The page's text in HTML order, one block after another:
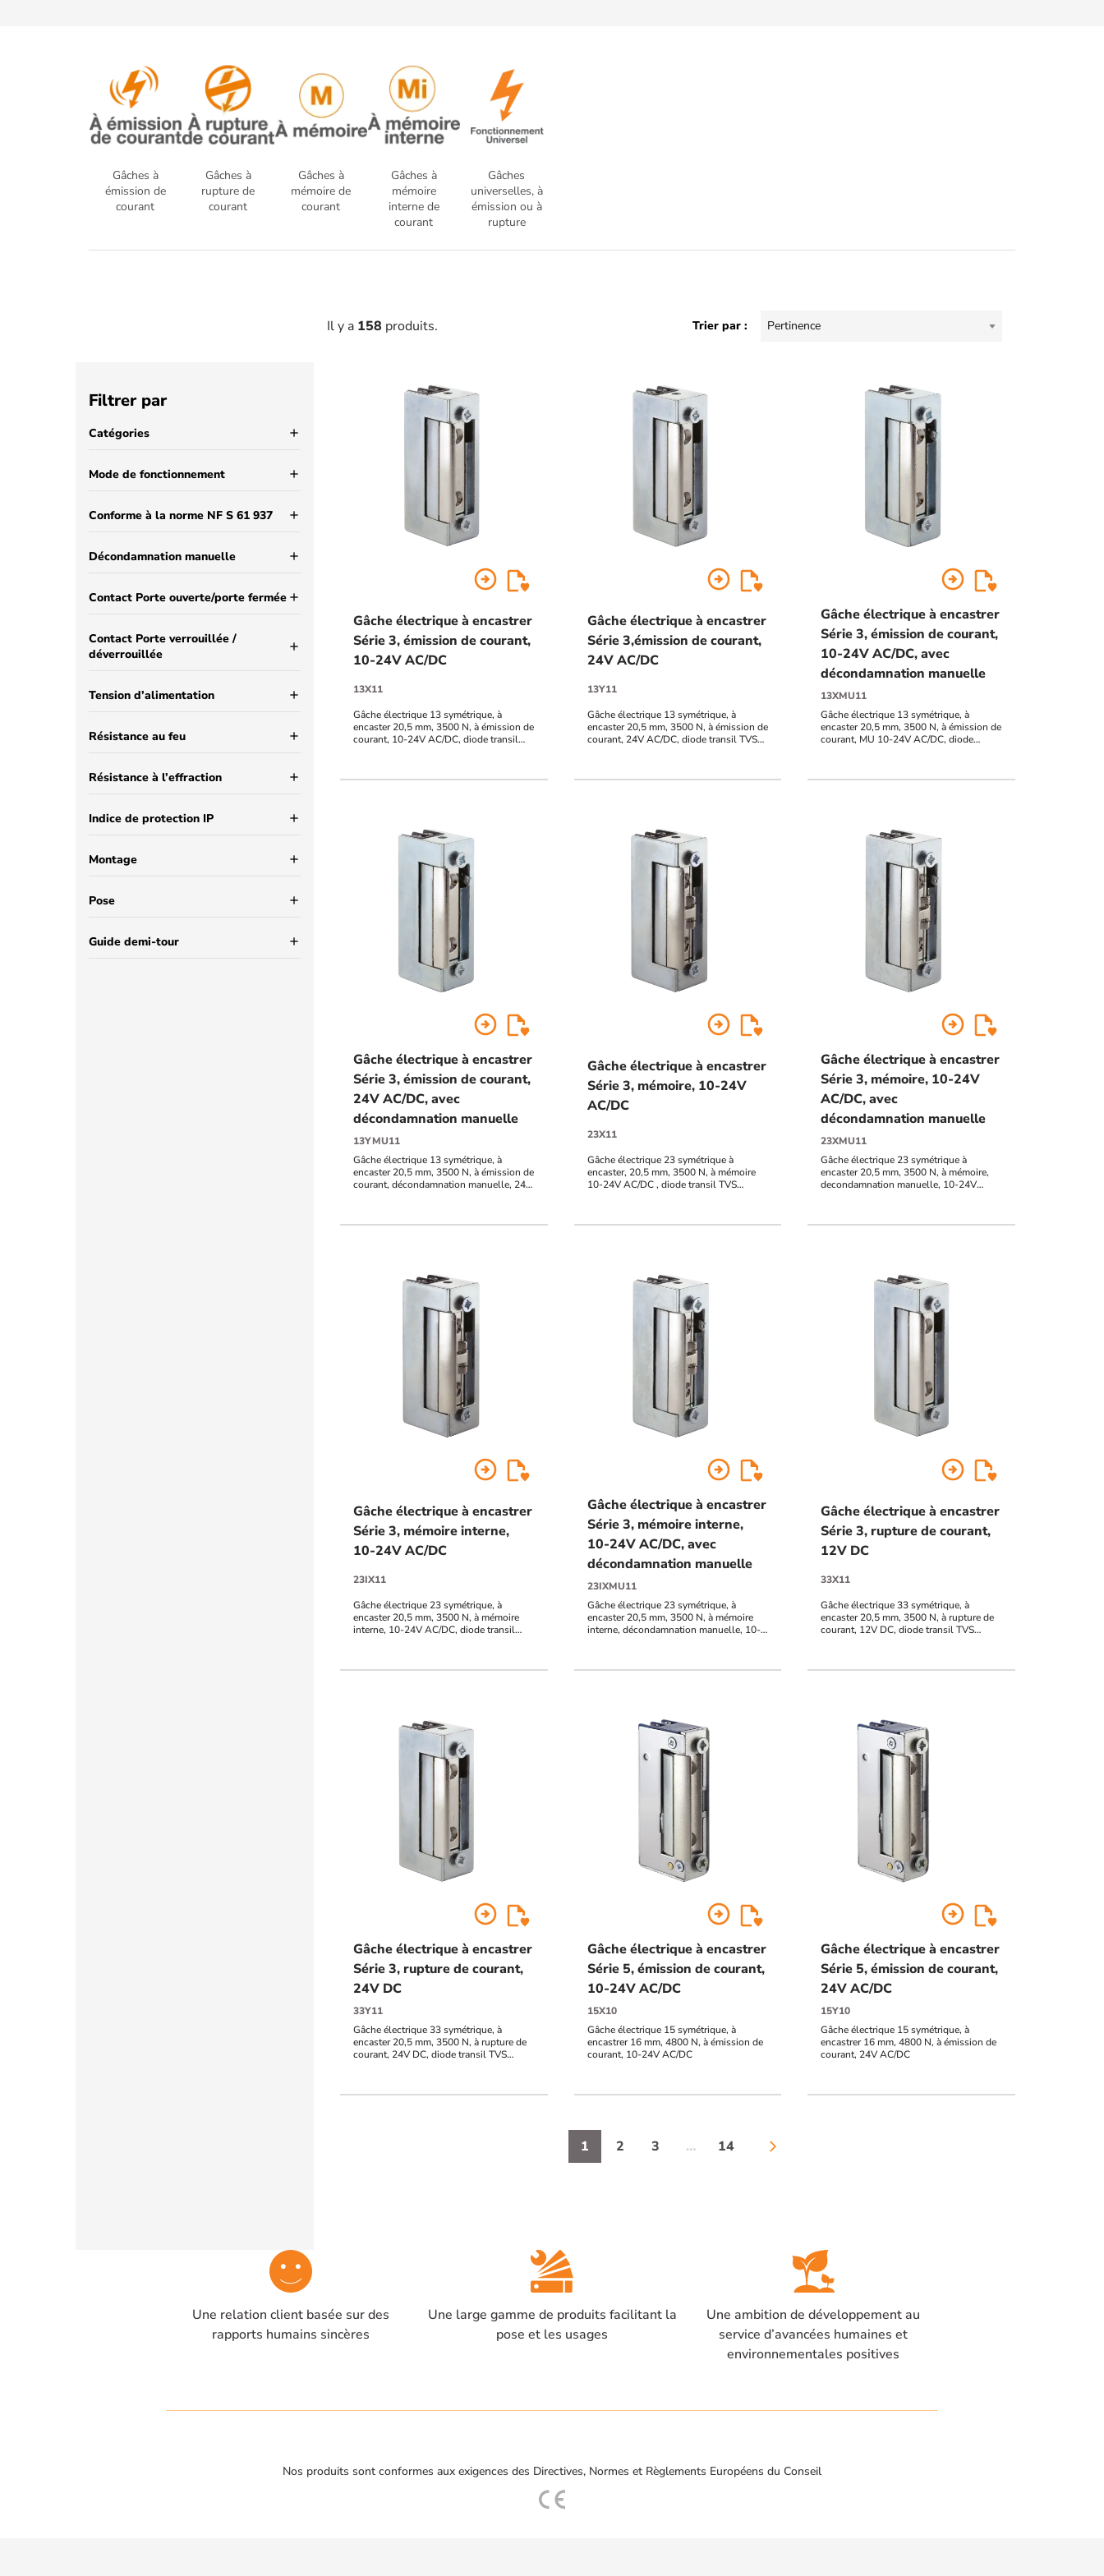
Gâches à
émission de
courant
Gâches à
rupture de
courant
Gâches à
mémoire de
courant
Gâches à
mémoire
interne de
courant
Gâches
universelles, à
émission ou à
rupture
Il y a 158 produits. Trier par : Pertinence
Filtrer par
Catégories add
Mode de fonctionnement add
Conforme à la norme NF S 61 937 add
Décondamnation manuelle add
Contact Porte ouverte/porte fermée add
Contact Porte verrouillée /
déverrouillée
add
Tension d’alimentation add
Résistance au feu add
Résistance à l’effraction add
Indice de protection IP add
Montage add
Pose add
Guide demi-tour add
arrow_circle_right
Gâche électrique à encastrer
Série 3, émission de courant,
10-24V AC/DC
13X11
Gâche électrique 13 symétrique, à
encaster 20,5 mm, 3500 N, à émission de
courant, 10-24V AC/DC, diode transil
arrow_circle_right
Gâche électrique à encastrer
Série 3,émission de courant,
24V AC/DC
13Y11
Gâche électrique 13 symétrique, à
encaster 20,5 mm, 3500 N, à émission de
courant, 24V AC/DC, diode transil TVS
arrow_circle_right
Gâche électrique à encastrer
Série 3, émission de courant,
10-24V AC/DC, avec
décondamnation manuelle
13XMU11
Gâche électrique 13 symétrique, à
encaster 20,5 mm, 3500 N, à émission de
courant, MU 10-24V AC/DC, diode
arrow_circle_right
Gâche électrique à encastrer
Série 3, émission de courant,
24V AC/DC, avec
décondamnation manuelle
13YMU11
Gâche électrique 13 symétrique, à
encaster 20,5 mm, 3500 N, à émission de
courant, décondamnation manuelle, 24V
arrow_circle_right
Gâche électrique à encastrer
Série 3, mémoire, 10-24V
AC/DC
23X11
Gâche électrique 23 symétrique à
encaster, 20,5 mm, 3500 N, à mémoire
10-24V AC/DC , diode transil TVS
arrow_circle_right
Gâche électrique à encastrer
Série 3, mémoire, 10-24V
AC/DC, avec
décondamnation manuelle
23XMU11
Gâche électrique 23 symétrique à
encaster 20,5 mm, 3500 N, à mémoire,
decondamnation manuelle, 10-24V
arrow_circle_right
Gâche électrique à encastrer
Série 3, mémoire interne,
10-24V AC/DC
23IX11
Gâche électrique 23 symétrique, à
encaster 20,5 mm, 3500 N, à mémoire
interne, 10-24V AC/DC, diode transil
arrow_circle_right
Gâche électrique à encastrer
Série 3, mémoire interne,
10-24V AC/DC, avec
décondamnation manuelle
23IXMU11
Gâche électrique 23 symétrique, à
encaster 20,5 mm, 3500 N, à mémoire
interne, décondamnation manuelle, 10-
arrow_circle_right
Gâche électrique à encastrer
Série 3, rupture de courant,
12V DC
33X11
Gâche électrique 33 symétrique, à
encaster 20,5 mm, 3500 N, à rupture de
courant, 12V DC, diode transil TVS
arrow_circle_right
Gâche électrique à encastrer
Série 3, rupture de courant,
24V DC
33Y11
Gâche électrique 33 symétrique, à
encaster 20,5 mm, 3500 N, à rupture de
courant, 24V DC, diode transil TVS
arrow_circle_right
Gâche électrique à encastrer
Série 5, émission de courant,
10-24V AC/DC
15X10
Gâche électrique 15 symétrique, à
encastrer 16 mm, 4800 N, à émission de
courant, 10-24V AC/DC
arrow_circle_right
Gâche électrique à encastrer
Série 5, émission de courant,
24V AC/DC
15Y10
Gâche électrique 15 symétrique, à
encastrer 16 mm, 4800 N, à émission de
courant, 24V AC/DC
1 2 3 … 14 arrow_forward_ios
Une relation client basée sur des
rapports humains sincères
Une large gamme de produits facilitant la
pose et les usages
Une ambition de développement au
service d’avancées humaines et
environnementales positives
Nos produits sont conformes aux exigences des Directives, Normes et Règlements Européens du Conseil